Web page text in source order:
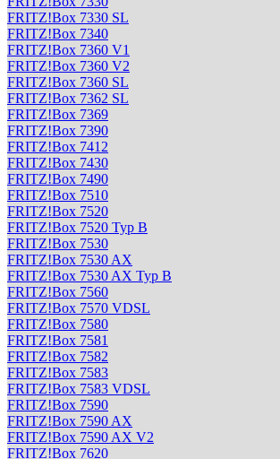
FRITZ!Box 7330 SL
FRITZ!Box 7340
FRITZ!Box 7360 V1
FRITZ!Box 7360 V2
FRITZ!Box 7360 SL
FRITZ!Box 7362 SL
FRITZ!Box 7369
FRITZ!Box 7390
FRITZ!Box 7412
FRITZ!Box 7430
FRITZ!Box 7490
FRITZ!Box 7510
FRITZ!Box 7520
FRITZ!Box 7520 Typ B
FRITZ!Box 7530
FRITZ!Box 7530 AX
FRITZ!Box 7530 AX Typ B
FRITZ!Box 7560
FRITZ!Box 7570 VDSL
FRITZ!Box 7580
FRITZ!Box 7581
FRITZ!Box 7582
FRITZ!Box 7583
FRITZ!Box 7583 VDSL
FRITZ!Box 7590
FRITZ!Box 7590 AX
FRITZ!Box 7590 AX V2
FRITZ!Box 7620